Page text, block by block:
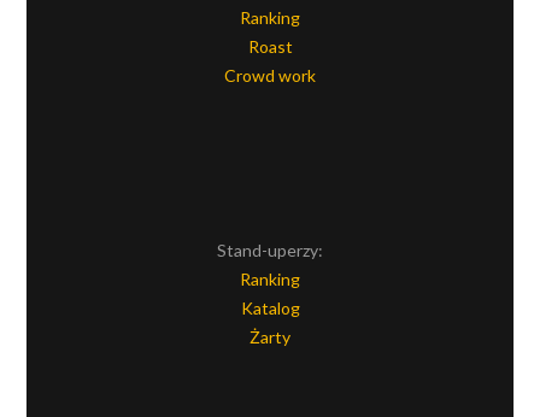
Ranking
Roast
Crowd work
Stand-uperzy:
Ranking
Katalog
Żarty